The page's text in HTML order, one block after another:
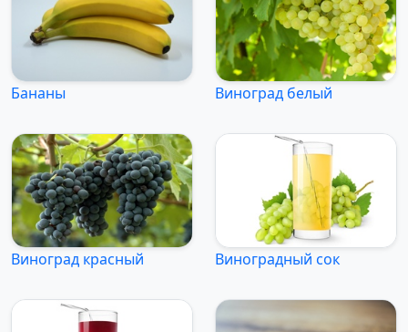
Бананы Виноград белый
Виноград красный Виноградный сок